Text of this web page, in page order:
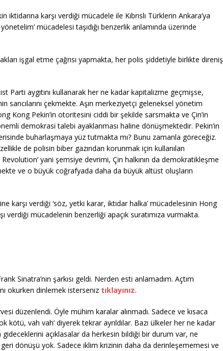
iktidarına karşı verdiği mücadele ile Kıbrıslı Türklerin Ankara’ya
mücadelesi taşıdığı benzerlik anlamında üzerinde
işgal etme çağrısı yapmakta, her polis şiddetiyle birlikte direniş
Parti aygıtını kullanarak her ne kadar kapitalizme geçmişse,
çekmekte. Aşırı merkeziyetçi geleneksel yönetim
Kong Pekin’in otoritesini ciddi bir şekilde sarsmakta ve Çin’in
demokrasi talebi ayaklanması haline dönüşmektedir. Pekin’in
buharlaşmaya yüz tutmakta mı? Bunu zamanla göreceğiz.
de polisin biber gazından korunmak için kullanılan
yani şemsiye devrimi, Çin halkının da demokratikleşme
ve o büyük coğrafyada daha da büyük altüst oluşların
karşı verdiği ‘söz, yetki karar, iktidar halka’ mücadelesinin Hong
verdiği mücadelenin benzerliği apaçık suratımıza vurmakta.
Sinatra’nın şarkısı geldi. Nerden esti anlamadım. Açtım
okurken dinlemek isterseniz tıklayınız.
düzenlendi. Öyle mühim karalar alınmadı. Sadece ve kısaca
kötü, vah vah’ diyerek tekrar ayrıldılar. Bazı ülkeler her ne kadar
açıklasalar da herkesin bildiği bir durum var, ne
geri dönüşü yok. Sadece iklim krizinin daha da derinleşememesi ve